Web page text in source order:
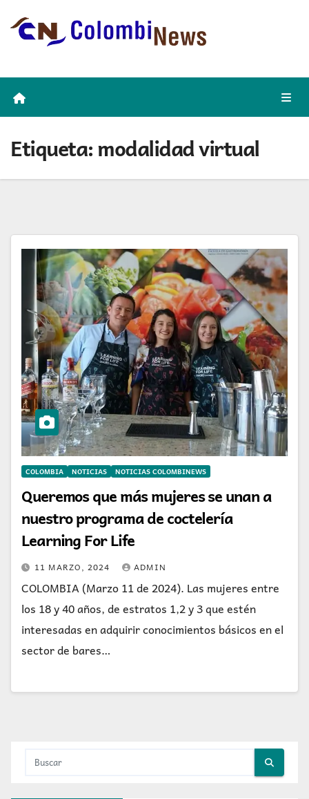
Etiqueta:modalidad virtual
COLOMBIA NOTICIAS NOTICIAS COLOMBINEWS
Queremos que más mujeres se unan a
nuestro programa de coctelería
Learning For Life
11 MARZO, 2024 ADMIN
COLOMBIA (Marzo 11 de 2024). Las mujeres entre
los 18 y 40 años, de estratos 1,2 y 3 que estén
interesadas en adquirir conocimientos básicos en el
sector de bares…